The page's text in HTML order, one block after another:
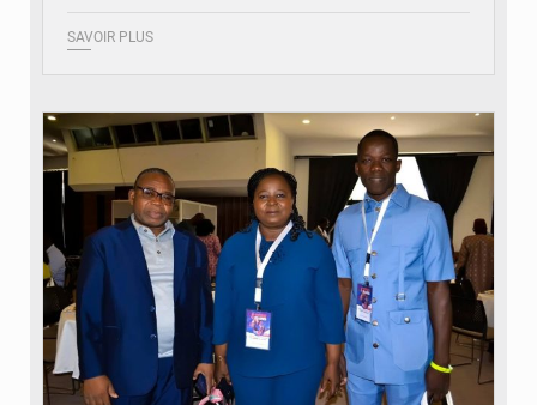
SAVOIR PLUS